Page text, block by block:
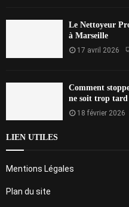
Le Nettoyeur
à Marseille
17 avril 2026
Comment
ne soit trop tard
18 février 2026
LIEN UTILES
Mentions Légales
Plan du site